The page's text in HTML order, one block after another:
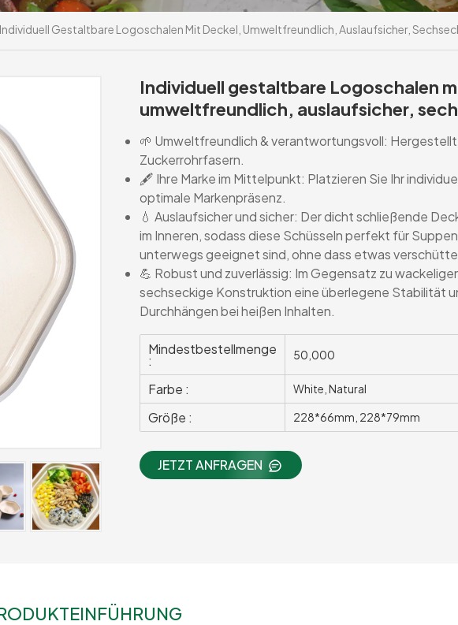
Individuell Gestaltbare Logoschalen Mit Deckel, Umweltfreundlich, Auslaufsicher,
Individuell gestaltbare Logoschalen
umweltfreundlich, auslaufsicher,
🌱 Umweltfreundlich & verantwortungsvoll:
Zuckerrohrfasern.
🖋️ Ihre Marke im Mittelpunkt: Platzieren Sie Ihr
optimale Markenpräsenz.
💧 Auslaufsicher und sicher: Der dicht schließende
im Inneren, sodass diese Schüsseln perfekt für
unterwegs geeignet sind, ohne dass etwas
💪 Robust und zuverlässig: Im Gegensatz zu
sechseckige Konstruktion eine überlegene Stabilität
Durchhängen bei heißen Inhalten.
Mindestbestellmenge
: 50,000
Farbe : White, Natural
Größe : 228*66mm, 228*79mm
JETZT ANFRAGEN